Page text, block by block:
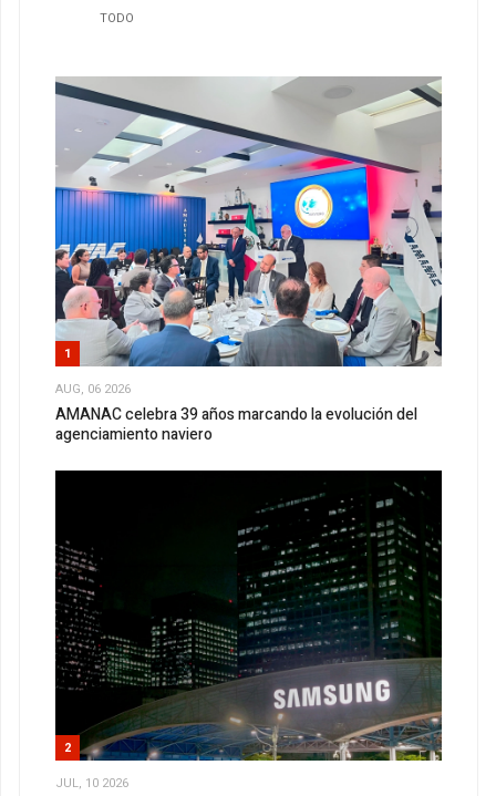
TODO
1
AUG, 06 2026
AMANAC celebra 39 años marcando la evolución del
agenciamiento naviero
2
JUL, 10 2026